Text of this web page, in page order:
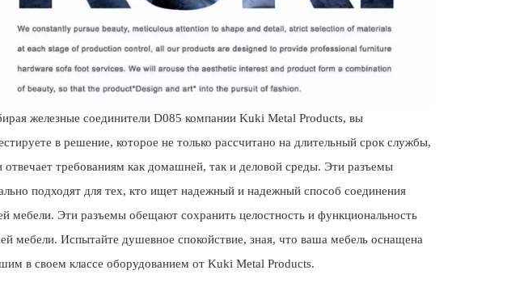
железные соединители D085 компании Kuki Metal Products, вы
в решение, которое не только рассчитано на длительный срок службы,
отвечает требованиям как домашней, так и деловой среды. Эти разъемы
подходят для тех, кто ищет надежный и надежный способ соединения
мебели. Эти разъемы обещают сохранить целостность и функциональность
мебели. Испытайте душевное спокойствие, зная, что ваша мебель оснащена
в своем классе оборудованием от Kuki Metal Products.